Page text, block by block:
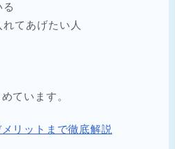
てあげたい人
ています。
リットまで徹底解説